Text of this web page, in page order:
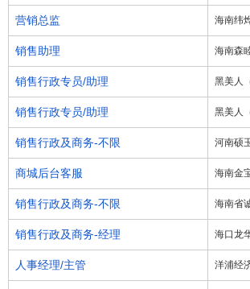
营销总监 海南纬
销售助理 海南森
销售行政专员/助理 黑美人
销售行政专员/助理 黑美人
销售行政及商务-不限 河南硕
商城后台客服 海南金
销售行政及商务-不限 海南省
销售行政及商务-经理 海口龙
人事经理/主管 洋浦经